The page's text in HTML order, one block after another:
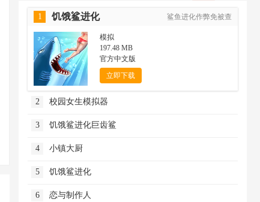
1 饥饿鲨进化 鲨鱼进化作弊免被查
模拟
197.48 MB
官方中文版
立即下载
2 校园女生模拟器
3 饥饿鲨进化巨齿鲨
4 小镇大厨
5 饥饿鲨进化
6 恋与制作人